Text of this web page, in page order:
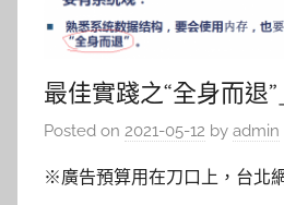
最佳實踐之“全身而退
Posted on 2021-05-12 by admin
※廣告預算用在刀口上，台北